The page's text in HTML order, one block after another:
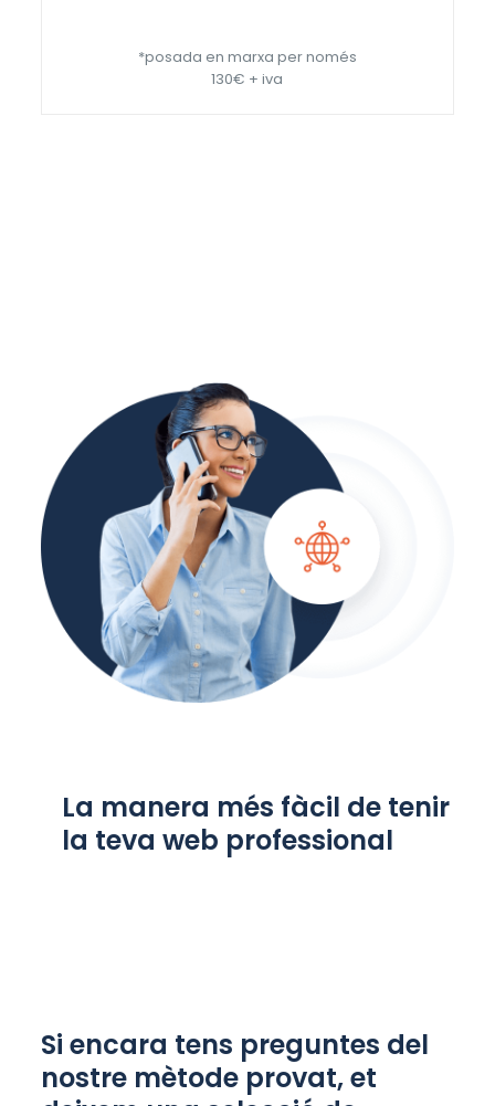
*posada en marxa per només
130€ + iva
La manera més fàcil de tenir
la teva web professional
Si encara tens preguntes del
nostre mètode provat, et